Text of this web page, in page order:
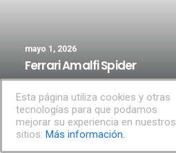
mayo 1, 2026
Ferrari Amalfi Spider
by Spanien Aktuell
Esta página utiliza cookies y otras
tecnologías para que podamos
mejorar su experiencia en nuestros
sitios: Más información.